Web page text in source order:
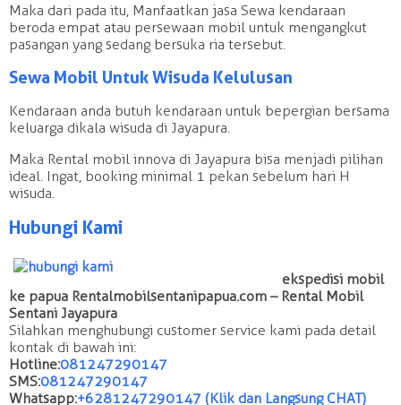
Maka dari pada itu, Manfaatkan jasa Sewa kendaraan
beroda empat atau persewaan mobil untuk mengangkut
pasangan yang sedang bersuka ria tersebut.
Sewa Mobil Untuk Wisuda Kelulusan
Kendaraan anda butuh kendaraan untuk bepergian bersama
keluarga dikala wisuda di Jayapura.
Maka Rental mobil innova di Jayapura bisa menjadi pilihan
ideal. Ingat, booking minimal 1 pekan sebelum hari H
wisuda.
Hubungi Kami
ekspedisi mobil
ke papua Rentalmobilsentanipapua.com – Rental Mobil
Sentani Jayapura
Silahkan menghubungi customer service kami pada detail
kontak di bawah ini:
Hotline:081247290147
SMS:081247290147
Whatsapp:+6281247290147 (Klik dan Langsung CHAT)